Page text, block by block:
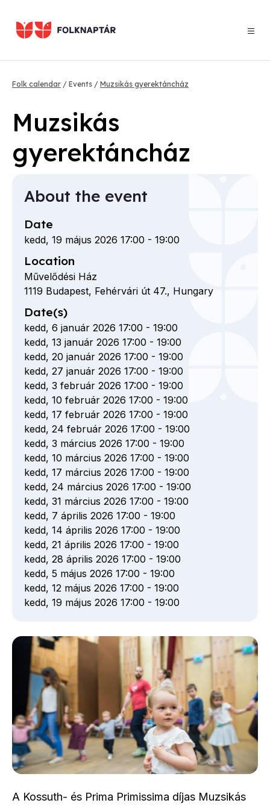
main
content
Breadcrumb
Folk calendar Events Muzsikás gyerektáncház
Muzsikás
gyerektáncház
A Kossuth- és Prima Primissima díjas Muzsikás
About the event
Date
kedd, 19 május 2026 17:00 - 19:00
Location
Művelődési Ház
1119 Budapest, Fehérvári út 47., Hungary
Date(s)
kedd, 6 január 2026 17:00 - 19:00
kedd, 13 január 2026 17:00 - 19:00
kedd, 20 január 2026 17:00 - 19:00
kedd, 27 január 2026 17:00 - 19:00
kedd, 3 február 2026 17:00 - 19:00
kedd, 10 február 2026 17:00 - 19:00
kedd, 17 február 2026 17:00 - 19:00
kedd, 24 február 2026 17:00 - 19:00
kedd, 3 március 2026 17:00 - 19:00
kedd, 10 március 2026 17:00 - 19:00
kedd, 17 március 2026 17:00 - 19:00
kedd, 24 március 2026 17:00 - 19:00
kedd, 31 március 2026 17:00 - 19:00
kedd, 7 április 2026 17:00 - 19:00
kedd, 14 április 2026 17:00 - 19:00
kedd, 21 április 2026 17:00 - 19:00
kedd, 28 április 2026 17:00 - 19:00
kedd, 5 május 2026 17:00 - 19:00
kedd, 12 május 2026 17:00 - 19:00
kedd, 19 május 2026 17:00 - 19:00